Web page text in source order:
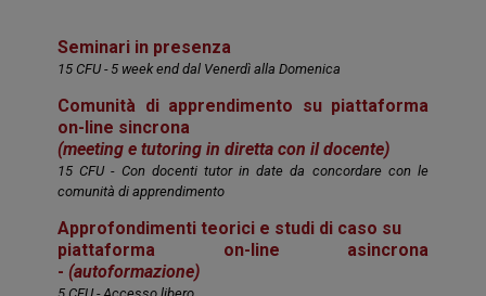
Seminari in presenza
15 CFU - 5 week end dal Venerdì alla Domenica
Comunità di apprendimento su piattaforma
on-line sincrona
(meeting e tutoring in diretta con il docente)
15 CFU - Con docenti tutor in date da concordare con le
comunità di apprendimento
Approfondimenti teorici e studi di caso su
piattaforma on-line asincrona
- (autoformazione)